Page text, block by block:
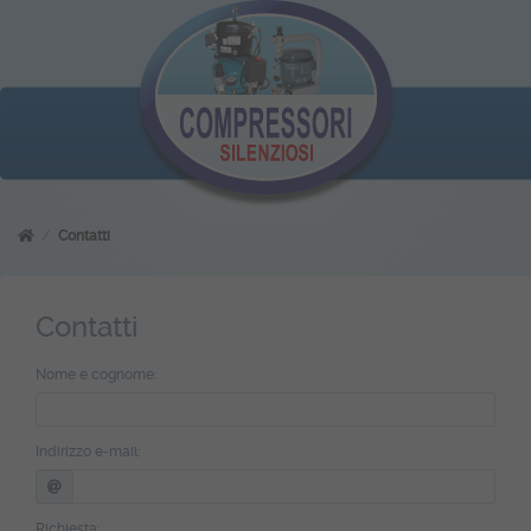
Contatti
Contatti
Nome e cognome:
Indirizzo e-mail: